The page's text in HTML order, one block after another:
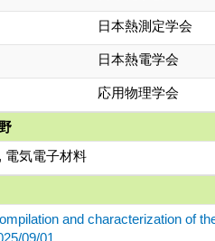
日本熱測定学会
日本熱電学会
応用物理学会
電気電子材料
and characterization of
09/01